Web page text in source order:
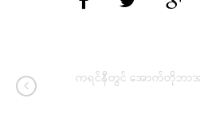
ကရင်နီတွင် အောက်တိုဘာအ